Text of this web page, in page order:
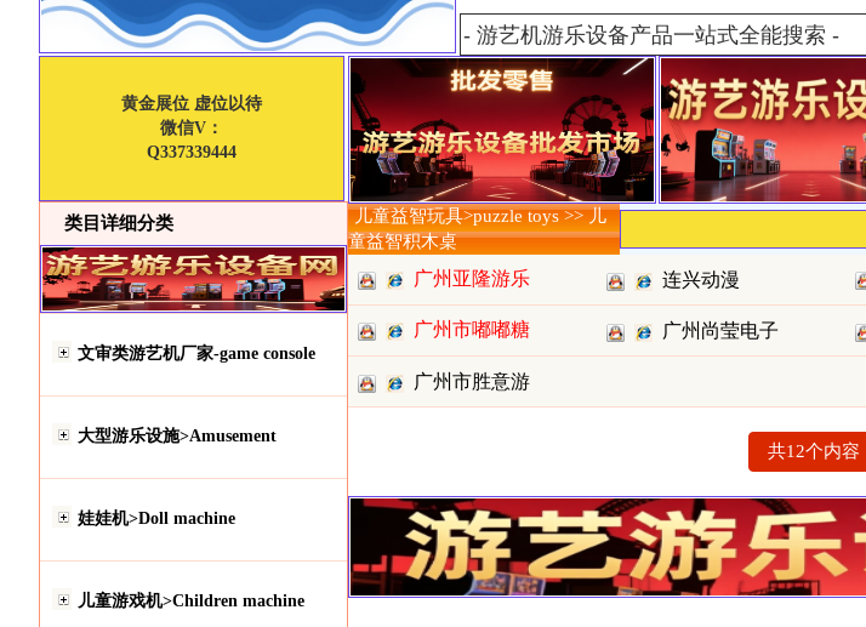
黄金展位 虚位以待
微信V：
Q337339444
类目详细分类
文审类游艺机厂家-game console
大型游乐设施>Amusement
娃娃机>Doll machine
儿童游戏机>Children machine
儿童益智玩具>puzzle toys >> 儿
童益智积木桌
广州亚隆游乐
设备有限
连兴动漫
广州市嘟嘟糖
动漫科技
广州尚莹电子
广州市胜意游
共12个内容